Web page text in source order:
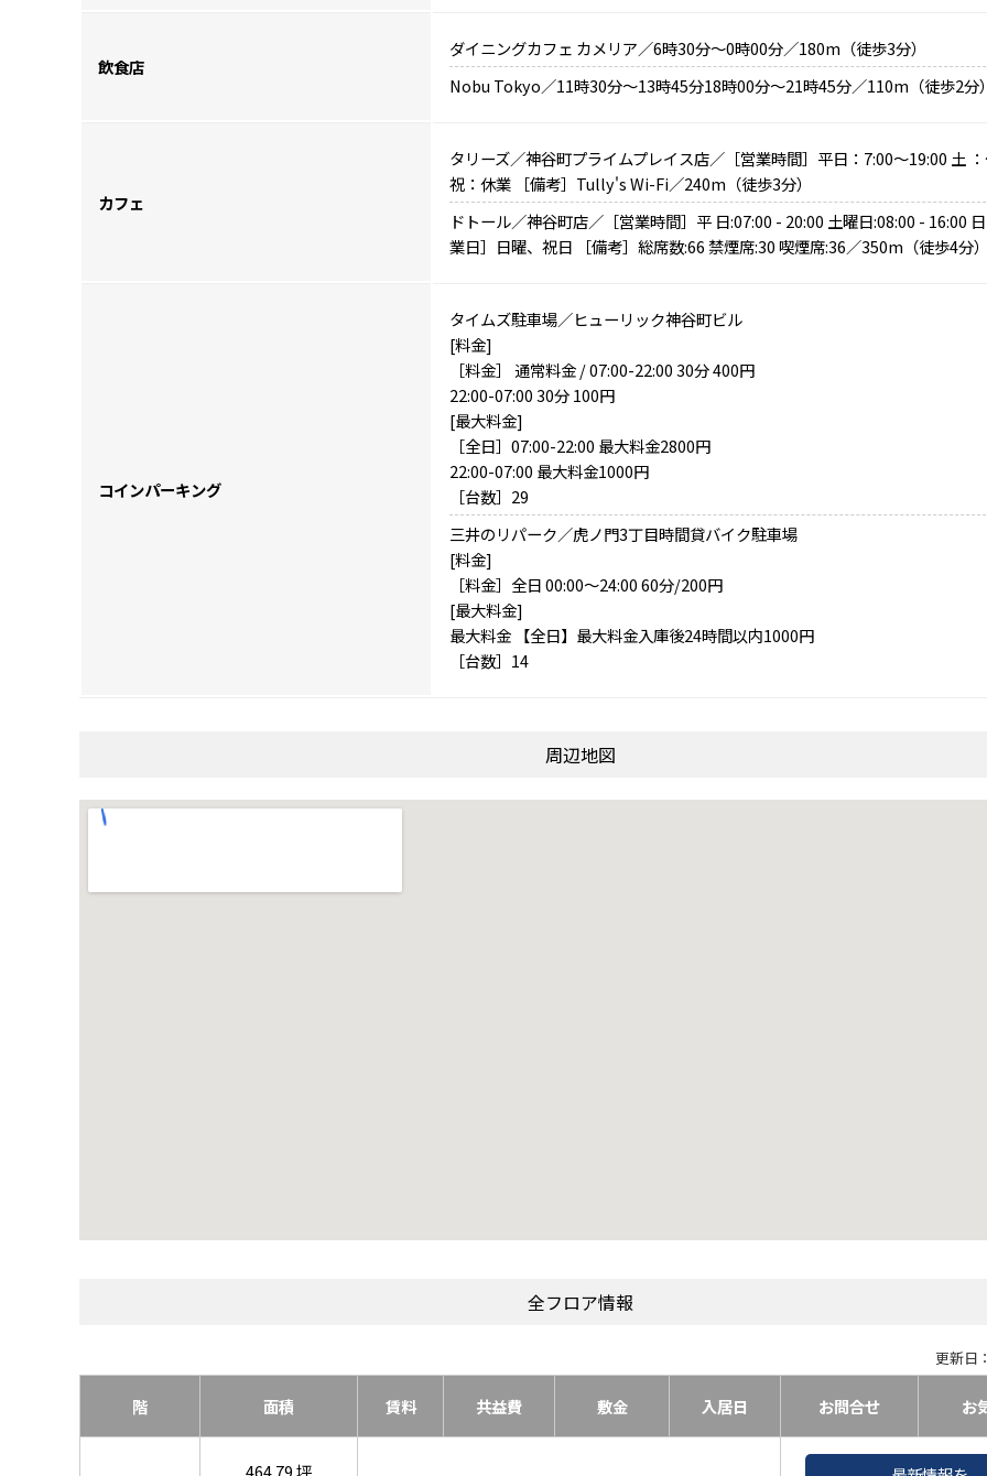
飲食店
ダイニングカフェ カメリア／6時30分～0時00分／180m（徒歩3分）
Nobu Tokyo／11時30分～13時45分18時00分～21時45分／110m（徒歩2分
カフェ
タリーズ／神谷町プライムプレイス店／［営業時間］平日：7:00～19:00 土
祝：休業 ［備考］Tully's Wi-Fi／240m（徒歩3分）
ドトール／神谷町店／［営業時間］平 日:07:00 - 20:00 土曜日:08:00 - 16:00
業日］日曜、祝日 ［備考］総席数:66 禁煙席:30 喫煙席:36／350m（徒歩4分
コインパーキング
タイムズ駐車場／ヒューリック神谷町ビル
[料金]
［料金］ 通常料金 / 07:00-22:00 30分 400円
22:00-07:00 30分 100円
[最大料金]
［全日］07:00-22:00 最大料金2800円
22:00-07:00 最大料金1000円
［台数］29
三井のリパーク／虎ノ門3丁目時間貸バイク駐車場
[料金]
［料金］全日 00:00～24:00 60分/200円
[最大料金]
最大料金 【全日】最大料金入庫後24時間以内1000円
［台数］14
周辺地図
全フロア情報
更新日
階 面積 賃料 共益費 敷金 入居日 お問合せ お
464.79 坪